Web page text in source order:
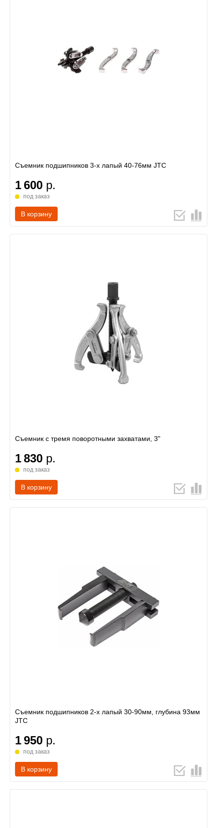
Съемник подшипников 3-х лапый 40-76мм JTC
1 600 р.
под заказ
В корзину
Съемник с тремя поворотными захватами, 3"
1 830 р.
под заказ
В корзину
Съемник подшипников 2-х лапый 30-90мм, глубина 93мм
JTC
1 950 р.
под заказ
В корзину